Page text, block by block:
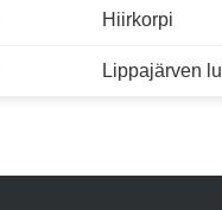
Hiirkorpi
Lippajärven